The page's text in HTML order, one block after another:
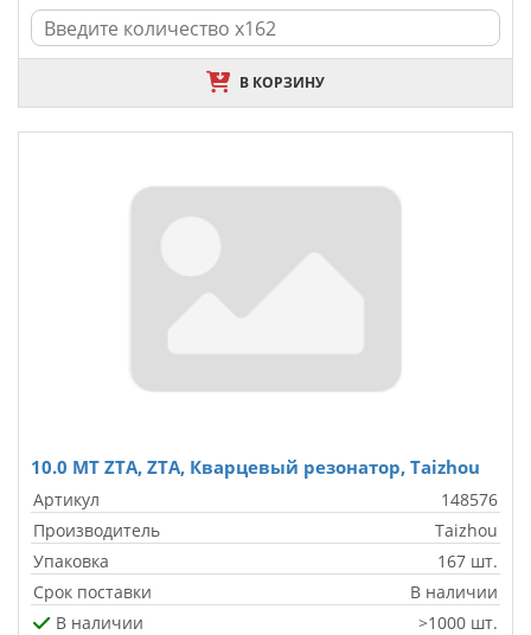
В КОРЗИНУ
10.0 MT ZTA, ZTA, Кварцевый резонатор, Taizhou
Артикул
148576
Производитель
Taizhou
Упаковка
167 шт.
Срок поставки
В наличии
В наличии
>1000 шт.